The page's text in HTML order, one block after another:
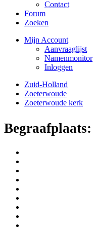
Contact
Forum
Zoeken
Mijn Account
Aanvraaglijst
Namenmonitor
Inloggen
Zuid-Holland
Zoeterwoude
Zoeterwoude kerk
Begraafplaats: